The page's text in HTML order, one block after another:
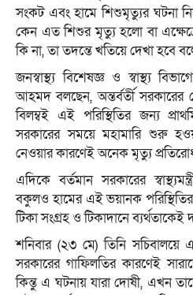
সংকট এবং হামে শিশুমৃত্যুর ঘটনা
কেন এত শিশুর মৃত্যু হলো বা
কি না, তা তদন্তে খতিয়ে দেখা হবে
জনস্বাস্থ্য বিশেষজ্ঞ ও স্বাস্থ্য
আহমদ বলছেন, অন্তর্বর্তী সরকারের
বিলম্বই এই পরিস্থিতির জন্য
সরকারের সময়ে মহামারি শুরু
নেওয়ার কারণেই অনেক মৃত্যু
এদিকে বর্তমান সরকারের
বকুলও হামের এই ভয়ানক
টিকা সংগ্রহ ও টিকাদানে
শনিবার (২৩ মে) তিনি সচিবালয়ে
সরকারের গাফিলতির কারণেই
কিন্তু এ ঘটনায় যারা দোষী, এখন